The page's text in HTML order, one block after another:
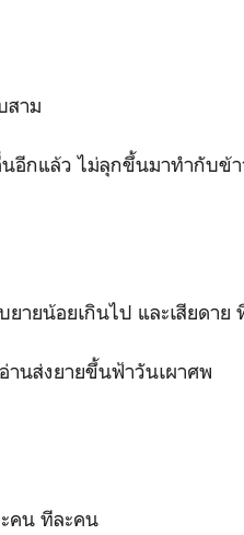
สาม
กแล้ว ไม่ลุกขึ้นมาทำกับข้
ายน้อยเกินไป และเสียดาย
นส่งยายขึ้นฟ้าวันเผาศพ
คน ทีละคน